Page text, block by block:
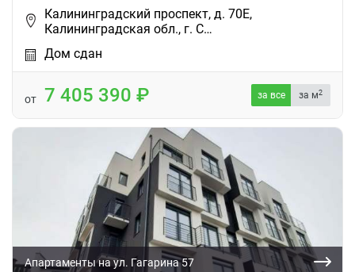
Калининградский проспект, д. 70Е,
Калининградская обл., г. С…
Дом сдан
от 7 405 390 за все за м2
Апартаменты на ул. Гагарина 57